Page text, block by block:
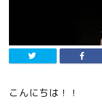
こんにちは！！